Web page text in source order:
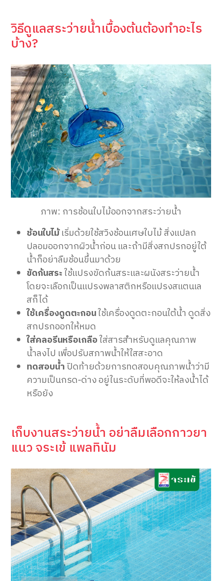
วิธีดูแลสระว่ายน้ำเบื้องต้นต้องทำอะไร
บ้าง?
ภาพ: การช้อนใบไม้ออกจากสระว่ายน้ำ
ช้อนใบไม้เริ่มด้วยใช้สวิงช้อนเศษใบไม้ สิ่งแปลก
ปลอมออกจากผิวน้ำก่อน และถ้ามีสิ่งสกปรกอยู่ใต้
น้ำก็อย่าลืมช้อนขึ้นมาด้วย
ขัดก้นสระใช้แปรงขัดก้นสระและผนังสระว่ายน้ำ
โดยจะเลือกเป็นแปรงพลาสติกหรือแปรงสแตนเล
สก็ได้
ใช้เครื่องดูดตะกอนใช้เครื่องดูดตะกอนใต้น้ำ ดูดสิ่ง
สกปรกออกให้หมด
ใส่คลอรีนหรือเกลือใส่สารสำหรับดูแลคุณภาพ
น้ำลงไป เพื่อปรับสภาพน้ำให้ใสสะอาด
ทดสอบน้ำปิดท้ายด้วยการทดสอบคุณภาพน้ำว่ามี
ความเป็นกรด-ด่าง อยู่ในระดับที่พอดีจะให้ลงน้ำได้
หรือยัง
เก็บงานสระว่ายน้ำ อย่าลืมเลือกกาวยา
แนว จระเข้ แพลทินัม